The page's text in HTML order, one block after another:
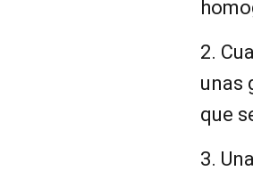
2.
unas
que
3.